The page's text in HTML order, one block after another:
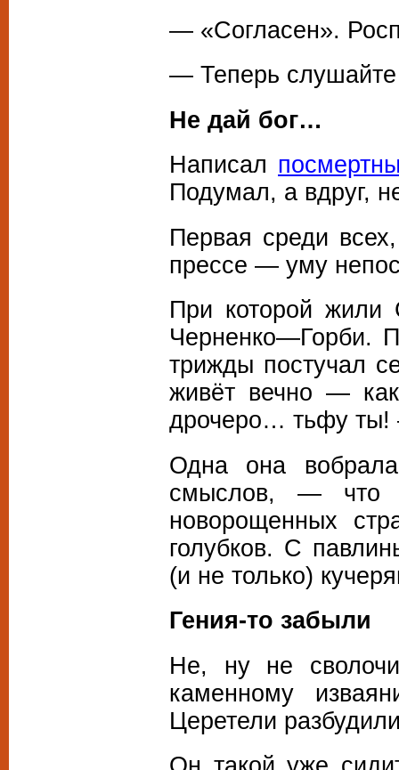
— «Согласен».
— Теперь
Не дай бог…
Написал
Подумал, а вдруг,
Первая среди
прессе — уму
При которой
Черненко—Горби.
трижды постучал
живёт вечно —
дрочеро… тьфу ты!
Одна она
смыслов, — что
новорощенных
голубков. С
(и не только)
Гения-то забыли
Не, ну не
каменному
Церетели